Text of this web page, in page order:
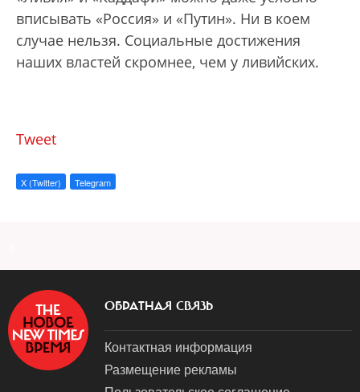
вписывать «Россия» и «Путин». Ни в коем
случае нельзя. Социальные достижения
наших властей скромнее, чем у ливийских.
Tweet
X (Twitter) Telegram
ОБРАТНАЯ СВЯЗЬ
Контактная информация
Размещение рекламы